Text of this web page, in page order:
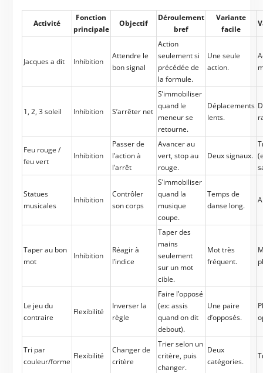
Activité
Fonction
principale
Objectif
Déroulement
bref
Variante
facile
Jacques a dit Inhibition
Attendre le
bon signal
Action
seulement si
précédée de
la formule.
Une seule
action.
1, 2, 3 soleil Inhibition S’arrêter net
S’immobiliser
quand le
meneur se
retourne.
Déplacements
lents.
Feu rouge /
feu vert
Inhibition
Passer de
l’action à
l’arrêt
Avancer au
vert, stop au
rouge.
Deux signaux.
Statues
musicales
Inhibition
Contrôler
son corps
S’immobiliser
quand la
musique
coupe.
Temps de
danse long.
Taper au bon
mot
Inhibition
Réagir à
l’indice
Taper des
mains
seulement
sur un mot
cible.
Mot très
fréquent.
Le jeu du
contraire
Flexibilité
Inverser la
règle
Faire l’opposé
(ex: assis
quand on dit
debout).
Une paire
d’opposés.
Tri par
couleur/forme
Flexibilité
Changer de
critère
Trier selon un
critère, puis
changer.
Deux
catégories.